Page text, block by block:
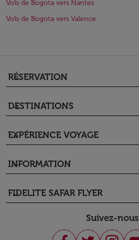
Vols de Bogota vers Nantes
Vols de Bogota vers Valence
RÉSERVATION
keyboard_arrow_down
DESTINATIONS
keyboard_arrow_down
EXPÉRIENCE VOYAGE
keyboard_arrow_down
INFORMATION
keyboard_arrow_down
FIDELITE SAFAR FLYER
keyboard_arrow_down
Suivez-nous